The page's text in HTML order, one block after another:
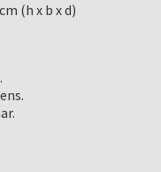
(h x b x d)